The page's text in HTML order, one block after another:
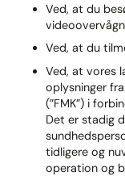
Ved, at du
Ved, at du
Ved, at vores
oplysninger
(”FMK”) i
Det er stadig
tidligere og
operation og